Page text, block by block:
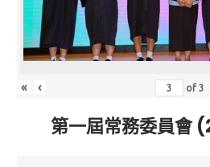
« ‹ of3
第一屆常務委員會